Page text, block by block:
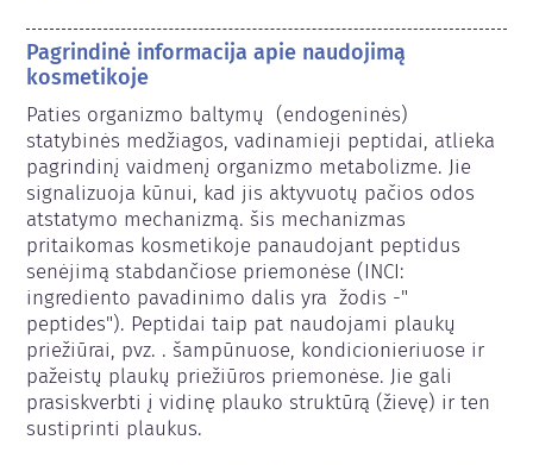
Pagrindinė informacija apie naudojimą
kosmetikoje
Paties organizmo baltymų  (endogeninės)
statybinės medžiagos, vadinamieji peptidai, atlieka
pagrindinį vaidmenį organizmo metabolizme. Jie
signalizuoja kūnui, kad jis aktyvuotų pačios odos
atstatymo mechanizmą. šis mechanizmas
pritaikomas kosmetikoje panaudojant peptidus
senėjimą stabdančiose priemonėse (INCI:
ingrediento pavadinimo dalis yra  žodis -"
peptides"). Peptidai taip pat naudojami plaukų
priežiūrai, pvz. . šampūnuose, kondicionieriuose ir
pažeistų plaukų priežiūros priemonėse. Jie gali
prasiskverbti į vidinę plauko struktūrą (žievę) ir ten
sustiprinti plaukus.